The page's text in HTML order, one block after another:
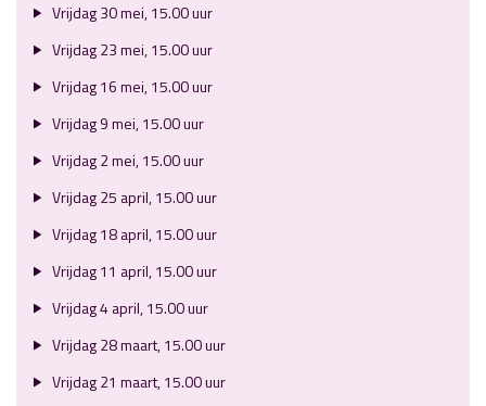
Vrijdag 30 mei, 15.00 uur
Vrijdag 23 mei, 15.00 uur
Vrijdag 16 mei, 15.00 uur
Vrijdag 9 mei, 15.00 uur
Vrijdag 2 mei, 15.00 uur
Vrijdag 25 april, 15.00 uur
Vrijdag 18 april, 15.00 uur
Vrijdag 11 april, 15.00 uur
Vrijdag 4 april, 15.00 uur
Vrijdag 28 maart, 15.00 uur
Vrijdag 21 maart, 15.00 uur